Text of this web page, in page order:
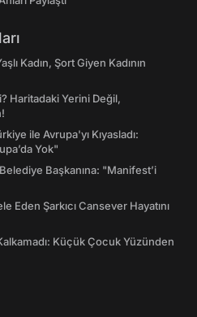
Kadın, Şort Giyen Kadının
Haritadaki Yerini Değil,
ile Avrupa'yı Kıyasladı:
Yok"
Başkanına: "Manifest’i
Eden Şarkıcı Cansever Hayatını
Küçük Çocuk Yüzünden